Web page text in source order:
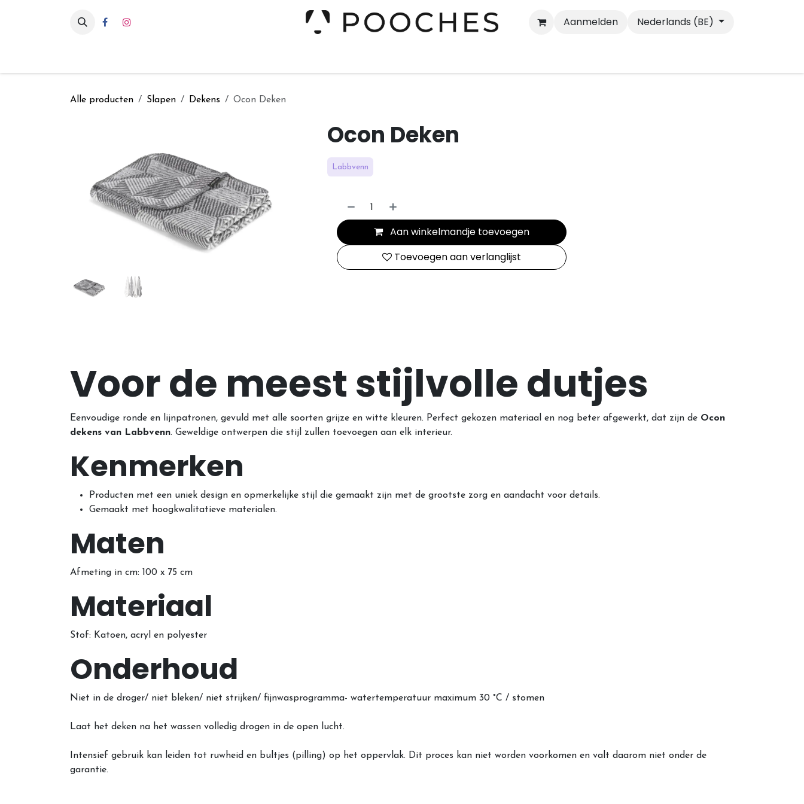
Aanmelden
Nederlands (BE)
Alle producten Slapen Dekens Ocon Deken
Ocon Deken
Labbvenn
Aan winkelmandje toevoegen
Toevoegen aan verlanglijst
Voor de meest stijlvolle dutjes
Eenvoudige ronde en lijnpatronen, gevuld met alle soorten grijze en witte kleuren. Perfect gekozen materiaal en nog beter afgewerkt, dat zijn de Ocon
dekens van Labbvenn. Geweldige ontwerpen die stijl zullen toevoegen aan elk interieur.
Kenmerken
Producten met een uniek design en opmerkelijke stijl die gemaakt zijn met de grootste zorg en aandacht voor details.
Gemaakt met hoogkwalitatieve materialen.
Maten
Afmeting in cm: 100 x 75 cm
Materiaal
Stof: Katoen, acryl en polyester
Onderhoud
Niet in de droger/ niet bleken/ niet strijken/ fijnwasprogramma- watertemperatuur maximum 30 °C / stomen
Laat het deken na het wassen volledig drogen in de open lucht.
Intensief gebruik kan leiden tot ruwheid en bultjes (pilling) op het oppervlak. Dit proces kan niet worden voorkomen en valt daarom niet onder de
garantie.